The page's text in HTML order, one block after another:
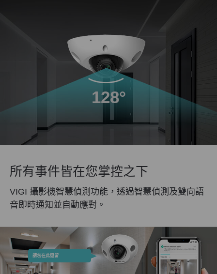
128°
所有事件皆在您掌控之下
VIGI 攝影機智慧偵測功能，透過智慧偵測及雙向語
音即時通知並自動應對。
請勿在此逗留